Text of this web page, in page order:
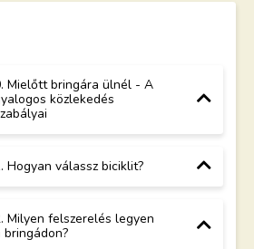
Mielőtt bringára ülnél - A
közlekedés
Hogyan válassz biciklit?
Milyen felszerelés legyen
bringádon?